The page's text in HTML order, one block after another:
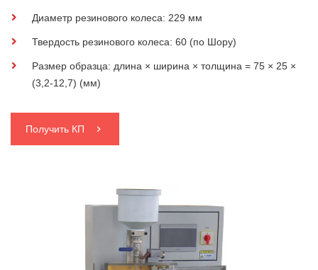
Диаметр резинового колеса: 229 мм
Твердость резинового колеса: 60 (по Шору)
Размер образца: длина × ширина × толщина = 75 × 25 ×
(3,2-12,7) (мм)
Получить КП